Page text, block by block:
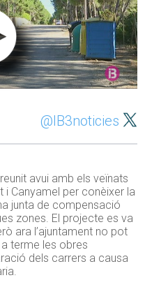
@IB3noticies
avui amb els veïnats
i Canyamel per conèixer la
junta de compensació
zones. El projecte es va
ara l’ajuntament no pot
terme les obres
dels carrers a causa